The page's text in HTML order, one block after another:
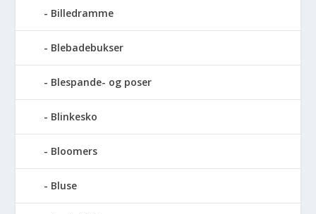
Billedramme
Blebadebukser
Blespande- og poser
Blinkesko
Bloomers
Bluse